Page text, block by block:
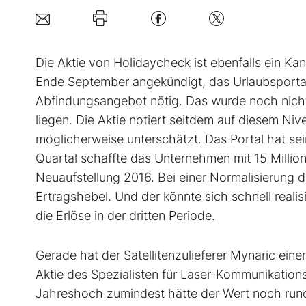
Die Aktie von Holidaycheck ist ebenfalls ein
Ende September angekündigt, das
Abfindungsangebot nötig. Das wurde noch
liegen. Die Aktie notiert seitdem auf diesem
möglicherweise unterschätzt. Das Portal hat
Quartal schaffte das Unternehmen mit 15
Neuaufstellung 2016. Bei einer Normalisierung
Ertragshebel. Und der könnte sich schnell
die Erlöse in der dritten Periode.
Gerade hat der Satellitenzulieferer Mynaric
Aktie des Spezialisten für Laser-
Jahreshoch zumindest hätte der Wert noch